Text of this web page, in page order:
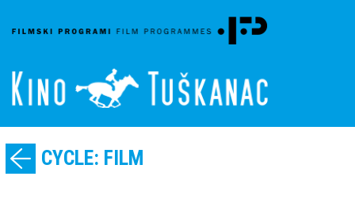
CYCLE: FILM